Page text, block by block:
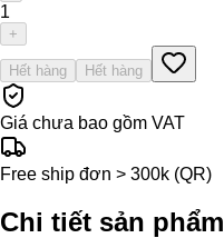
1
+
Hết hàng Hết hàng
Giá chưa bao gồm VAT
Free ship đơn > 300k (QR)
Chi tiết sản phẩm